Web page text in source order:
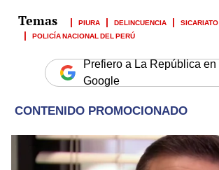
PIURA DELINCUENCIA
SICARIATO
POLICÍA NACIONAL DEL PERÚ
Prefiero a La República en
Google